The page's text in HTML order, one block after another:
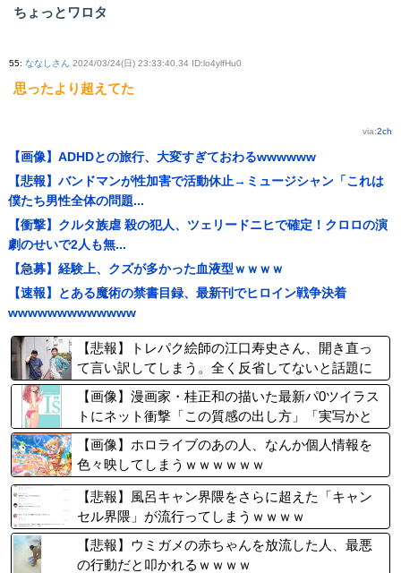
ちょっとワロタ
55: ななしさん 2024/03/24(日) 23:33:40.34 ID:lo4ylfHu0
思ったより超えてた
via:2ch
【画像】ADHDとの旅行、大変すぎておわるwwwwww
【悲報】バンドマンが性加害で活動休止→ミュージシャン「これは
僕たち男性全体の問題...
【衝撃】クルタ族虐 殺の犯人、ツェリードニヒで確定！クロロの演
劇のせいで2人も無...
【急募】経験上、クズが多かった血液型ｗｗｗｗ
【速報】とある魔術の禁書目録、最新刊でヒロイン戦争決着
wwwwwwwwwwwww
【悲報】トレパク絵師の江口寿史さん、開き直っ
て言い訳してしまう。全く反省してないと話題に
【画像】漫画家・桂正和の描いた最新パ0ツイラス
トにネット衝撃「この質感の出し方」「実写かと
思いました]
【画像】ホロライブのあの人、なんか個人情報を
色々映してしまうｗｗｗｗｗｗ
【悲報】風呂キャン界隈をさらに超えた「キャン
セル界隈」が流行ってしまうｗｗｗｗ
【悲報】ウミガメの赤ちゃんを放流した人、最悪
の行動だと叩かれるｗｗｗｗ